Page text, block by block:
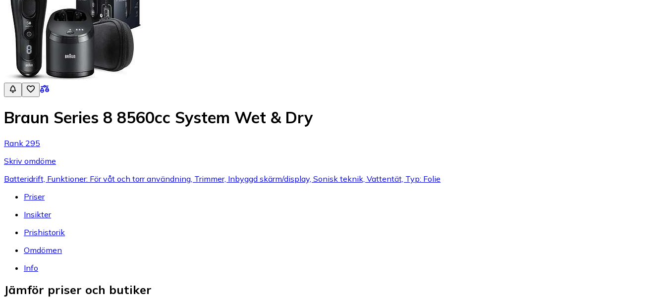
Braun Series 8 8560cc System Wet & Dry
Rank 295
Skriv omdöme
Batteridrift, Funktioner: För våt och torr användning, Trimmer, Inbyggd skärm/display, Sonisk teknik, Vattentät, Typ: Folie
Priser
Insikter
Prishistorik
Omdömen
Info
Jämför priser och butiker